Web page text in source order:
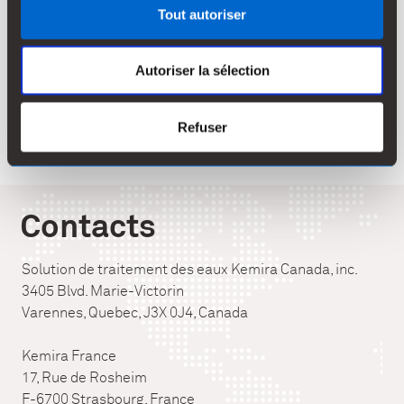
Tout autoriser
Autoriser la sélection
Refuser
renseignements légaux à tout moment, peu importe la
modifications. Par conséquent, visitez régulièrement
cette page pour revoir les présentes conditions
Contacts
Solution de traitement des eaux Kemira Canada, inc.
3405 Blvd. Marie-Victorin
Varennes, Quebec, J3X 0J4, Canada
Kemira France
17, Rue de Rosheim
F-6700 Strasbourg, France